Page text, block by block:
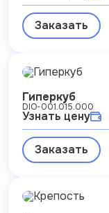
Заказать
Гиперкуб
DIO-001.015.000
Узнать цену
Заказать